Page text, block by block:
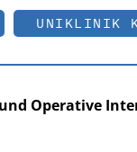
UNIKLINIK
Operative